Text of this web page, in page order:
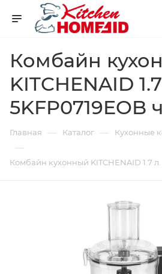
Комбайн
KITCHENAID
5KFP0719EOB
Главная — Каталог — Кухонные
—
Комбайн кухонный KITCHENAID 1.7